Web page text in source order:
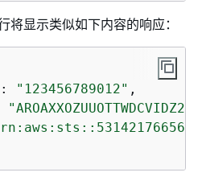
将显示类似如下内容的响应：
: "123456789012" ,